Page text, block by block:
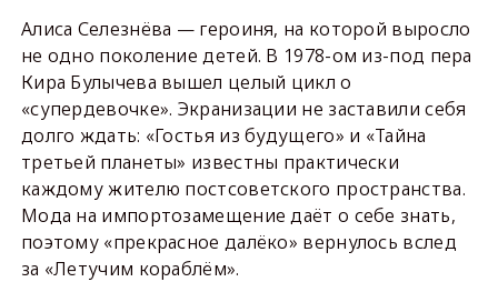
Алиса Селезнёва — героиня, на которой выросло
не одно поколение детей. В 1978-ом из-под пера
Кира Булычева вышел целый цикл о
«супердевочке». Экранизации не заставили себя
долго ждать: «Гостья из будущего» и «Тайна
третьей планеты» известны практически
каждому жителю постсоветского пространства.
Мода на импортозамещение даёт о себе знать,
поэтому «прекрасное далёко» вернулось вслед
за «Летучим кораблём».